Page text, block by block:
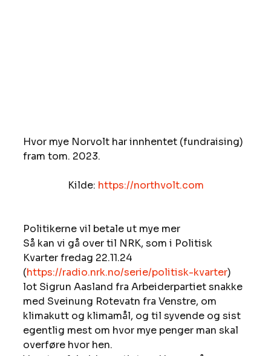
Hvor mye Norvolt har innhentet (fundraising)
fram tom. 2023.
Kilde: https://northvolt.com
Politikerne vil betale ut mye mer
Så kan vi gå over til NRK, som i Politisk
Kvarter fredag 22.11.24
(https://radio.nrk.no/serie/politisk-kvarter)
lot Sigrun Aasland fra Arbeiderpartiet snakke
med Sveinung Rotevatn fra Venstre, om
klimakutt og klimamål, og til syvende og sist
egentlig mest om hvor mye penger man skal
overføre hvor hen.